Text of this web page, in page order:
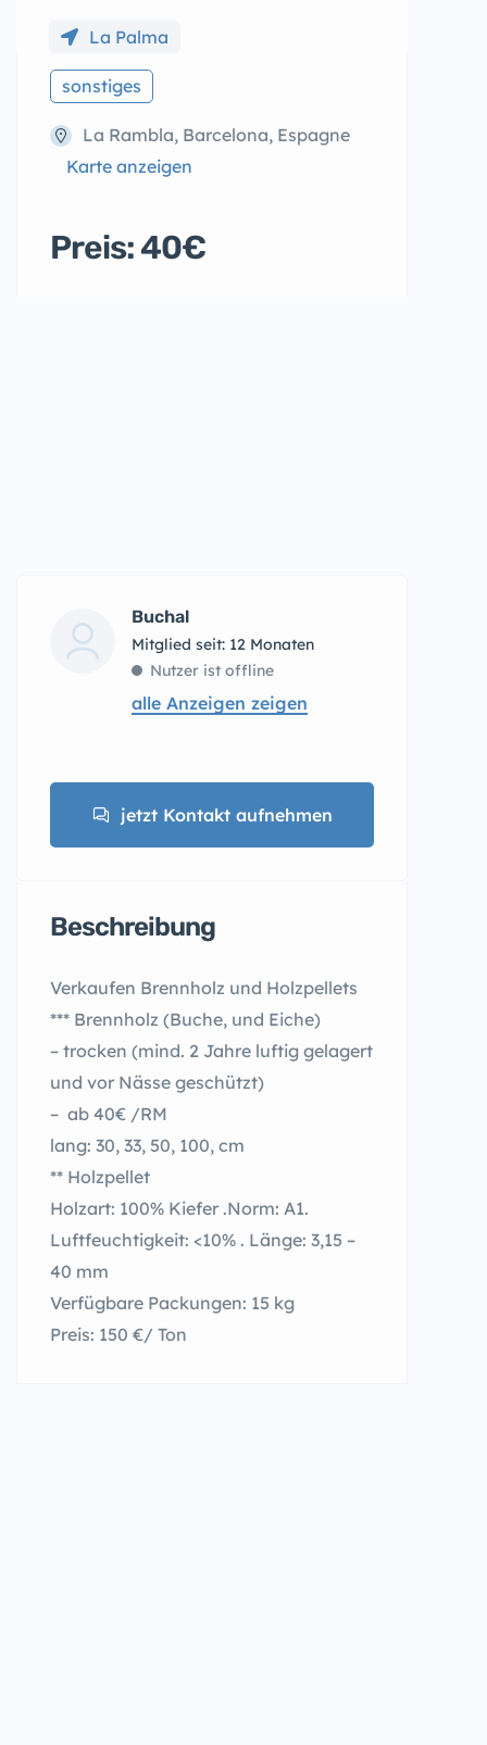
La Palma
sonstiges
La Rambla, Barcelona, Espagne
Karte anzeigen
Preis: 40€
Buchal
Mitglied seit: 12 Monaten
Nutzer ist offline
alle Anzeigen zeigen
jetzt Kontakt aufnehmen
Beschreibung
Verkaufen Brennholz und Holzpellets
*** Brennholz (Buche, und Eiche)
– trocken (mind. 2 Jahre luftig gelagert
und vor Nässe geschützt)
– ab 40€ /RM
lang: 30, 33, 50, 100, cm
** Holzpellet
Holzart: 100% Kiefer .Norm: A1.
Luftfeuchtigkeit: <10% . Länge: 3,15 –
40 mm
Verfügbare Packungen: 15 kg
Preis: 150 €/ Ton